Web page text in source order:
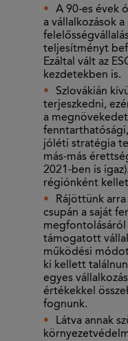
A 90-es évek
a vállalkozások
teljesítményt
Ezáltal vált az
kezdetekben is.
Szlovákián
terjeszkedni,
a
jóléti stratégia
más-más
2021-ben is
régiónként
Rájöttünk
csupán a saját
megfontolásáról
támogatott
működési
ki kellett
egyes
értékekkel
fognunk.
Látva annak